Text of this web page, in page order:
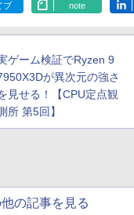
ブ note
ゲーム検証でRyzen 9
が異次元の強さ
見せる！【CPU定点観
所 第5回】
の記事を見る